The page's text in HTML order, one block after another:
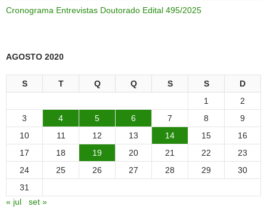
Cronograma Entrevistas Doutorado Edital 495/2025
AGOSTO 2020
S T Q Q S S
D
1
2
3
4 5 6 7 8
9
10
11 12 13 14 15
16
17
18 19 20 21 22
23
24
25 26 27 28 29
30
31
« jul
set »